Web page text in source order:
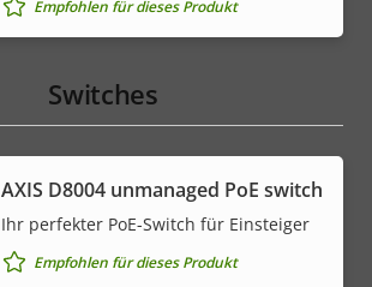
Empfohlen für dieses Produkt
Switches
AXIS ​D8004 unmanaged PoE switch
Ihr perfekter PoE-Switch für Einsteiger
Empfohlen für dieses Produkt